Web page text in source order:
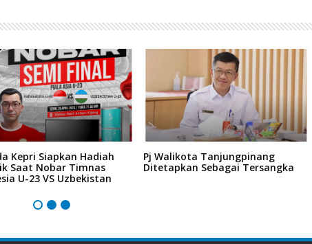
Kepri Siapkan Hadiah
Saat Nobar Timnas
U-23 VS Uzbekistan
Pj Walikota Tanjungpinang
Ditetapkan Sebagai Tersangka